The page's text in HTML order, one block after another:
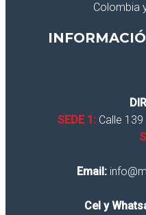
Colombia
SEDE 1:Calle 139
Email:
Cel y